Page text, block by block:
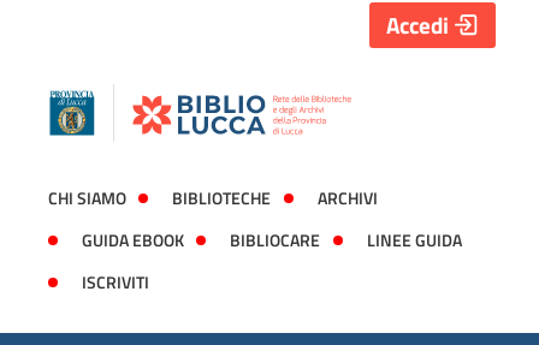
CHI SIAMO BIBLIOTECHE
ARCHIVI
GUIDA EBOOK
BIBLIOCARE
LINEE GUIDA
ISCRIVITI
Accedi